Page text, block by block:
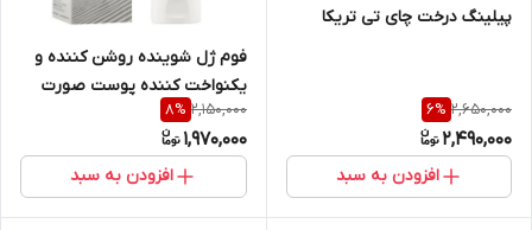
پیلینگ درخت چای تی تریکا
2,650,000
6%
2,490,000
افزودن به سبد
فوم ژل شوینده روشن کننده و
یکنواخت کننده پوست صورت
تون برایتنینگ ماداگاسکار سنتلا
2,150,000
8%
1,970,000
افزودن به سبد